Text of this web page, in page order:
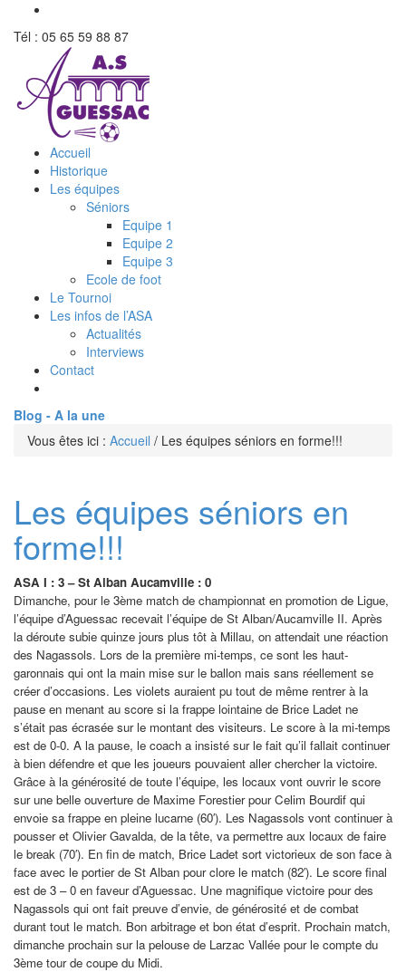
Tél : 05 65 59 88 87
Accueil
Historique
Les équipes
Séniors
Equipe 1
Equipe 2
Equipe 3
Ecole de foot
Le Tournoi
Les infos de l’ASA
Actualités
Interviews
Contact
Blog - A la une
Vous êtes ici : Accueil / Les équipes séniors en forme!!!
Les équipes séniors en
forme!!!
ASA I : 3 – St Alban Aucamville : 0
Dimanche, pour le 3ème match de championnat en promotion de Ligue,
l’équipe d’Aguessac recevait l’équipe de St Alban/Aucamville II. Après
la déroute subie quinze jours plus tôt à Millau, on attendait une réaction
des Nagassols. Lors de la première mi-temps, ce sont les haut-
garonnais qui ont la main mise sur le ballon mais sans réellement se
créer d’occasions. Les violets auraient pu tout de même rentrer à la
pause en menant au score si la frappe lointaine de Brice Ladet ne
s’était pas écrasée sur le montant des visiteurs. Le score à la mi-temps
est de 0-0. A la pause, le coach a insisté sur le fait qu’il fallait continuer
à bien défendre et que les joueurs pouvaient aller chercher la victoire.
Grâce à la générosité de toute l’équipe, les locaux vont ouvrir le score
sur une belle ouverture de Maxime Forestier pour Celim Bourdif qui
envoie sa frappe en pleine lucarne (60′). Les Nagassols vont continuer à
pousser et Olivier Gavalda, de la tête, va permettre aux locaux de faire
le break (70′). En fin de match, Brice Ladet sort victorieux de son face à
face avec le portier de St Alban pour clore le match (82′). Le score final
est de 3 – 0 en faveur d’Aguessac. Une magnifique victoire pour des
Nagassols qui ont fait preuve d’envie, de générosité et de combat
durant tout le match. Bon arbitrage et bon état d’esprit. Prochain match,
dimanche prochain sur la pelouse de Larzac Vallée pour le compte du
3ème tour de coupe du Midi.